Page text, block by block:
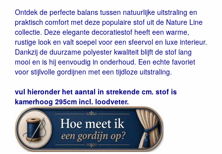
Ontdek de perfecte balans tussen natuurlijke uitstraling en
praktisch comfort met deze populaire stof uit de Nature Line
collectie. Deze elegante decoratiestof heeft een warme,
rustige look en valt soepel voor een sfeervol en luxe interieur.
Dankzij de duurzame polyester kwaliteit blijft de stof lang
mooi en is hij eenvoudig in onderhoud. Een echte favoriet
voor stijlvolle gordijnen met een tijdloze uitstraling.
vul hieronder het aantal in strekende cm. stof is
kamerhoog 295cm incl. loodveter.